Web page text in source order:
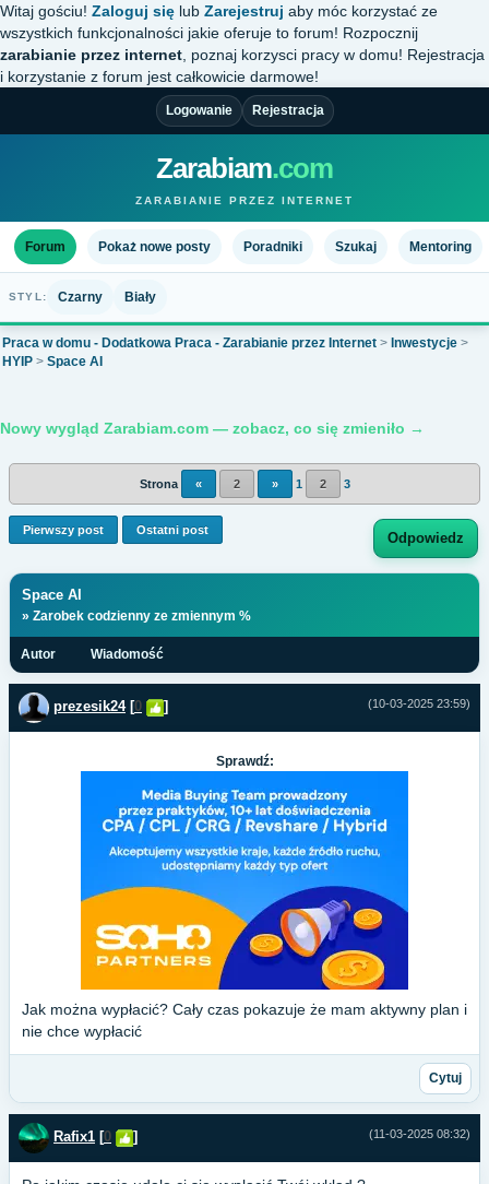
Witaj gościu! Zaloguj się lub Zarejestruj aby móc korzystać ze
wszystkich funkcjonalności jakie oferuje to forum! Rozpocznij
zarabianie przez internet , poznaj korzysci pracy w domu! Rejestracja
i korzystanie z forum jest całkowicie darmowe!
Logowanie Rejestracja
Zarabiam.com
ZARABIANIE PRZEZ INTERNET
Forum Pokaż nowe posty Poradniki Szukaj Mentoring
STYL: Czarny Biały
Praca w domu - Dodatkowa Praca - Zarabianie przez Internet > Inwestycje >
HYIP > Space AI
Nowy wygląd Zarabiam.com — zobacz, co się zmieniło →
Strona « 2 » 1 2 3
Pierwszy post Ostatni post Odpowiedz
Space AI
» Zarobek codzienny ze zmiennym %
Autor Wiadomość
(10-03-2025 23:59)
prezesik24 [0 ]
Sprawdź:
Jak można wypłacić? Cały czas pokazuje że mam aktywny plan i
nie chce wypłacić
Cytuj
(11-03-2025 08:32)
Rafix1 [0 ]